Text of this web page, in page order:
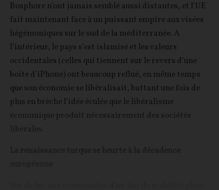
Bosphore n’ont jamais semblé aussi distantes, et l’UE
fait maintenant face à un puissant empire aux visées
hégémoniques sur le sud de la méditerranée. A
l’intérieur, le pays s’est islamisé et les valeurs
occidentales (celles qui tiennent sur le revers d’une
boite d’iPhone) ont beaucoup reflué, en même temps
que son économie se libéralisait, battant une fois de
plus en brèche l’idée éculée que le libéralisme
économique produit nécessairement des sociétés